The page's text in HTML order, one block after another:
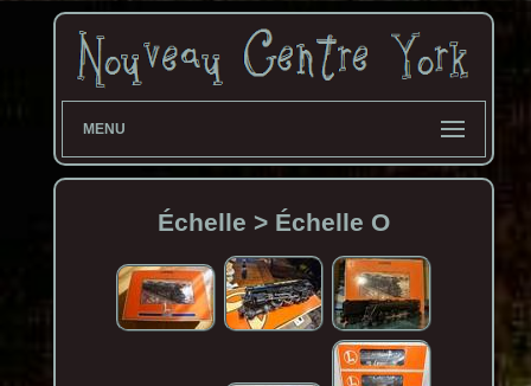
MENU
Échelle > Échelle O